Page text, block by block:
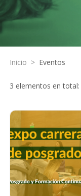
Inicio > Eventos
3 elementos en total: